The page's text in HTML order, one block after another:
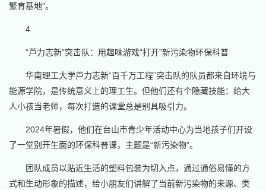
繁育基地”。
4
“芦力志新”突击队：用趣味游戏“打开”新污染物环保科普
华南理工大学芦力志新“百千万工程”突击队的队员都来自环境与
能源学院，是传统意义上的理工生。但他们还有个隐藏技能：给大
人小孩当老师，每次打造的课堂总是别具吸引力。
2024年暑假，他们在台山市青少年活动中心为当地孩子们开设
了一堂别开生面的环保科普课，主题是“新污染物”。
团队成员以贴近生活的塑料包装为切入点，通过通俗易懂的方
式和生动形象的描述，给小朋友们讲解了当前新污染物的来源、类